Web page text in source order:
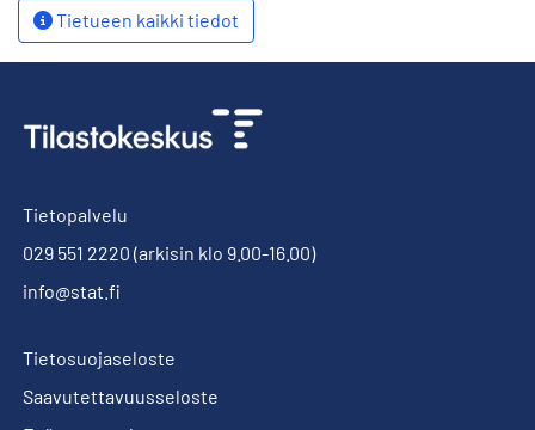
Tietueen kaikki tiedot
Tietopalvelu
029 551 2220 (arkisin klo 9.00-16.00)
info@stat.fi
Tietosuojaseloste
Saavutettavuusseloste